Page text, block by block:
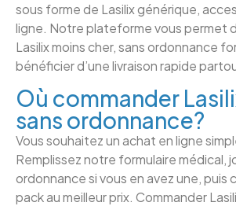
sous forme de Lasilix générique,
ligne. Notre plateforme vous permet
Lasilix moins cher, sans ordonnance
bénéficier d’une livraison rapide
Où commander
sans ordonnance?
Vous souhaitez un achat en ligne
Remplissez notre formulaire médical,
ordonnance si vous en avez une, puis
pack au meilleur prix. Commander